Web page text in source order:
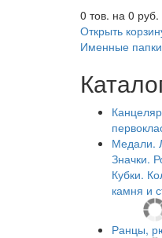
0 тов. на 0 руб.
Открыть
Именные папки
Медали.
Значки.
Кубки.
камня и
Ранцы,